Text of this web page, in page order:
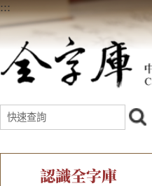
:::
認識全字庫